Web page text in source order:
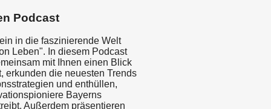
Podcast
in die faszinierende Welt
Leben". In diesem Podcast
mit Ihnen einen Blick
erkunden die neuesten Trends
und enthüllen,
Bayerns
Außerdem präsentieren